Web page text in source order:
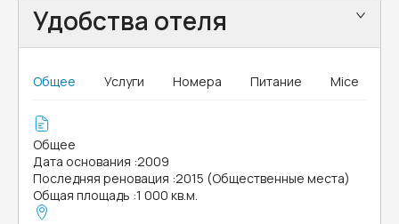
Удобства отеля
Общее Услуги Номера Питание Mice
Общее
Дата основания :2009
Последняя реновация :2015 (Общественные места)
Общая площадь :1 000 кв.м.